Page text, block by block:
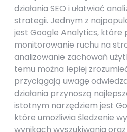
działania SEO i ułatwiać
strategii. Jednym z
jest Google Analytics, które
monitorowanie ruchu na
analizowanie zachowań
temu można lepiej
przyciągają uwagę
działania przynoszą
istotnym narzędziem jest
które umożliwia śledzenie